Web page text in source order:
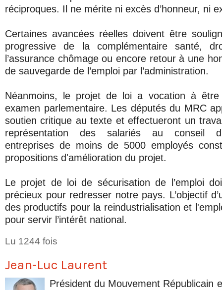
réciproques. Il ne mérite ni excès d’honneur, ni
Certaines avancées réelles doivent être
progressive de la complémentaire santé,
l’assurance chômage ou encore retour à une
de sauvegarde de l’emploi par l’administration.
Néanmoins, le projet de loi a vocation à
examen parlementaire. Les députés du MRC
soutien critique au texte et effectueront un
représentation des salariés au conseil
entreprises de moins de 5000 employés
propositions d'amélioration du projet.
Le projet de loi de sécurisation de l’emploi
précieux pour redresser notre pays. L’objectif
des productifs pour la reindustrialisation et
pour servir l’intérêt national.
Lu 1244 fois
Jean-Luc Laurent
Président du Mouvement Républicain